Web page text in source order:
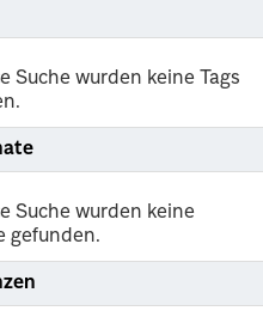
Suche wurden keine Tags
Suche wurden keine
gefunden.